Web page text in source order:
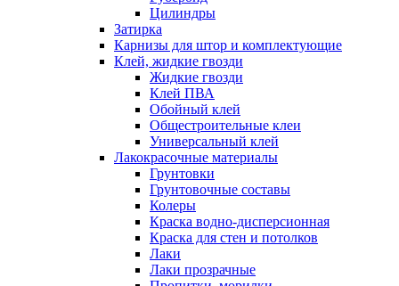
Цилиндры
Затирка
Карнизы для штор и комплектующие
Клей, жидкие гвозди
Жидкие гвозди
Клей ПВА
Обойный клей
Общестроительные клеи
Универсальный клей
Лакокрасочные материалы
Грунтовки
Грунтовочные составы
Колеры
Краска водно-дисперсионная
Краска для стен и потолков
Лаки
Лаки прозрачные